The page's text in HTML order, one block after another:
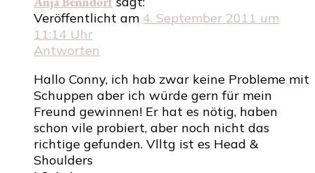
Veröffentlicht am 4. September 2011 um
11:14 Uhr
Antworten
Hallo Conny, ich hab zwar keine Probleme mit
Schuppen aber ich würde gern für mein
Freund gewinnen! Er hat es nötig, haben
schon vile probiert, aber noch nicht das
richtige gefunden. Vlltg ist es Head &
Shoulders